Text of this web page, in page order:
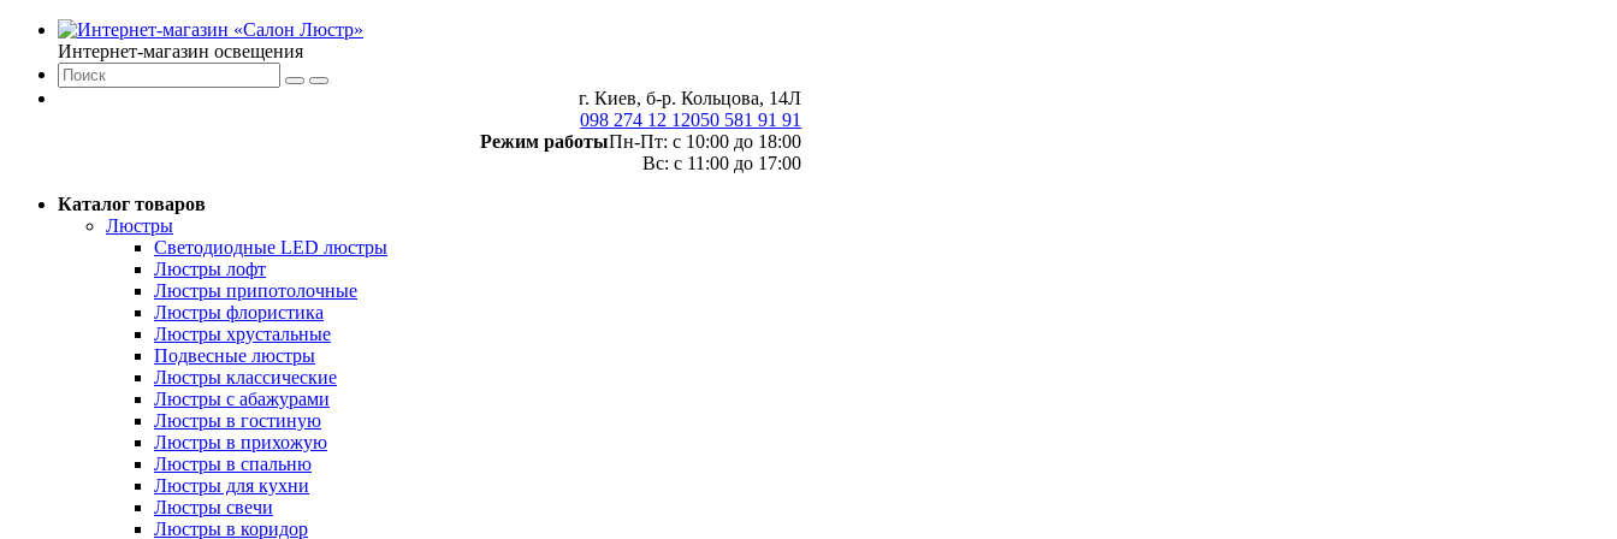
Интернет-магазин освещения
г. Киев, б-р. Кольцова, 14Л
098 274 12 12050 581 91 91
Режим работыПн-Пт: с 10:00 до 18:00
Вс: с 11:00 до 17:00
Каталог товаров
Люстры
Светодиодные LED люстры
Люстры лофт
Люстры припотолочные
Люстры флористика
Люстры хрустальные
Подвесные люстры
Люстры классические
Люстры с абажурами
Люстры в гостиную
Люстры в прихожую
Люстры в спальню
Люстры для кухни
Люстры свечи
Люстры в коридор